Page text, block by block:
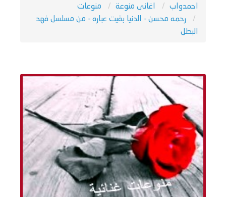
احمدواب اغانى منوعة
منوعات
رحمه محسن - الدنيا بقيت عباره - من مسلسل فهد
البطل